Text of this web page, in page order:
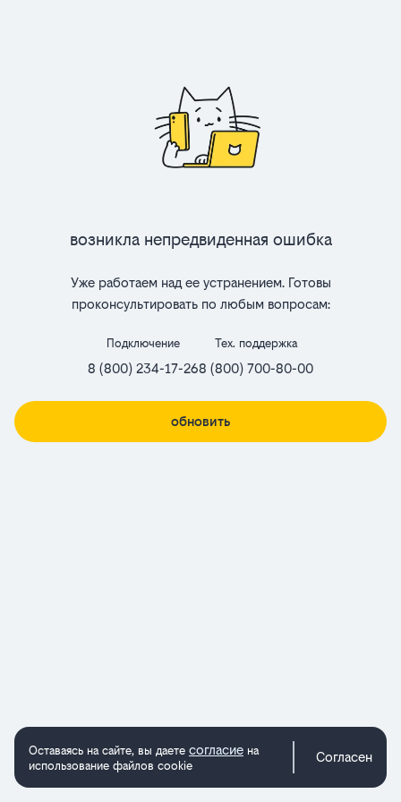
Возникла непредвиденная ошибка
Уже работаем над ее устранением. Готовы
проконсультировать по любым вопросам:
Подключение
8 (800) 234-17-26
Тех. поддержка
8 (800) 700-80-00
обновить
Оставаясь на сайте, вы даете согласие на
использование файлов cookie
Согласен